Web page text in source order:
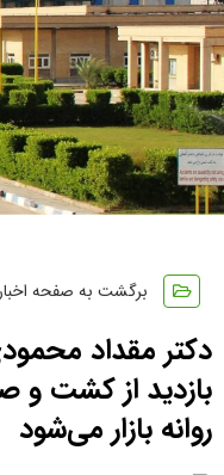
برگشت به صفحه اخبار
دکتر مقداد
بازدید از کشت و
روانه بازار می‌شود